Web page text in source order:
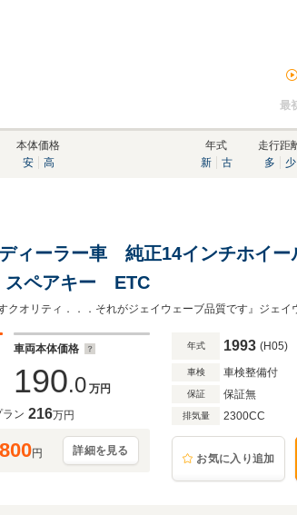
最
本体価格
安
高
年式
新
古
走行距
多
少
ィーラー車 純正14インチホイ
ペアキー ETC
車両本体価格
190.0 万円
ラン 216万円
円 詳細を見る
年式 1993 (H05)
車検 車検整備付
保証 保証無
排気量 2300CC
お気に入り追加